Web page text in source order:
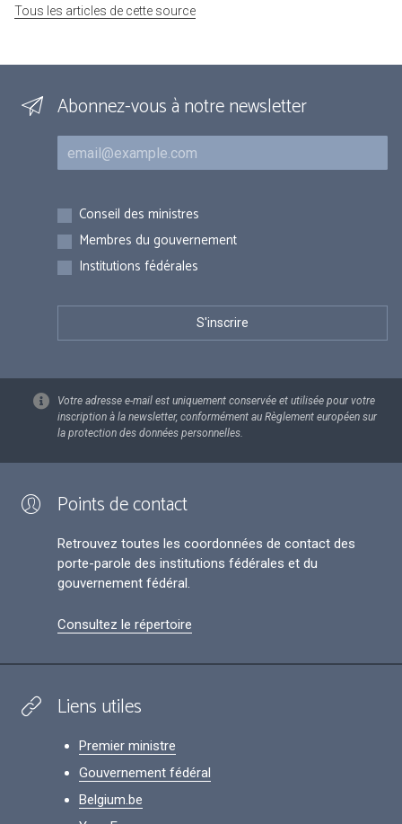
Tous les articles de cette source
Abonnez-vous à notre newsletter
Courriel
Inscriptions
Conseil des ministres
Membres du gouvernement
Institutions fédérales
Votre adresse e-mail est uniquement conservée et utilisée pour votre
inscription à la newsletter, conformément au Règlement européen sur
la protection des données personnelles.
Points de contact
Retrouvez toutes les coordonnées de contact des
porte-parole des institutions fédérales et du
gouvernement fédéral.
Consultez le répertoire
Liens utiles
Premier ministre
Gouvernement fédéral
Belgium.be